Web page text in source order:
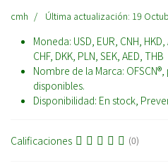
cmh Última actualización: 19
Moneda: USD, EUR, CNH,
CHF, DKK, PLN, SEK, AED, THB
Nombre de la Marca:
disponibles.
Disponibilidad: En stock,
Calificaciones (0)